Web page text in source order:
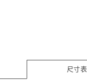
尺寸表